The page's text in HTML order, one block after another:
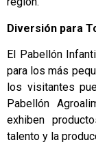
Diversión para
El Pabellón
para los más
los visitantes
Pabellón
exhiben
talento y la